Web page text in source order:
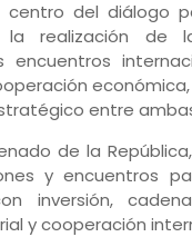
del diálogo
realización de
encuentros
entre
de la
y encuentros
inversión,
y cooperación